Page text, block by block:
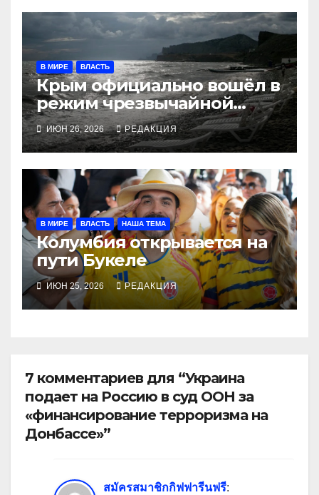
В МИРЕ ВЛАСТЬ
Крым официально вошёл в
режим чрезвычайной
ситуации
ИЮН 26, 2026 РЕДАКЦИЯ
В МИРЕ ВЛАСТЬ НАША ТЕМА
Колумбия открывается на
пути Букеле
ИЮН 25, 2026 РЕДАКЦИЯ
7 комментариев для “Украина
подает на Россию в суд ООН за
«финансирование терроризма на
Донбассе»”
สมัครสมาชิกกิฟฟารีนฟรี: